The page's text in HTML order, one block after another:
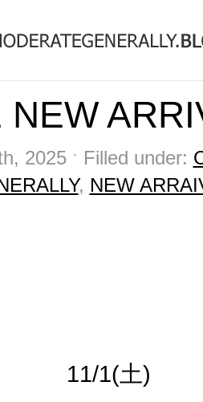
NEW
2025 ˑ Filled under:
, NEW
11/1(土)